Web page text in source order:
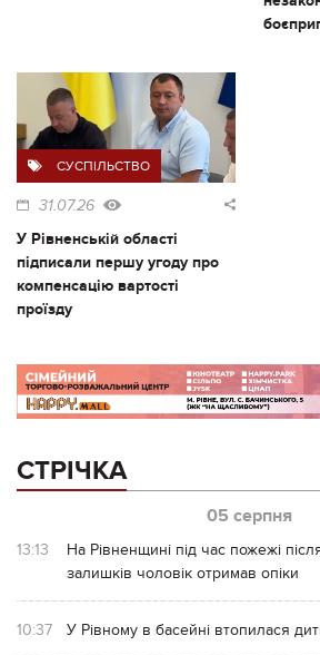
СУСПІЛЬСТВО
31.07.26
У Рівненській області
підписали першу угоду про
компенсацію вартості
проїзду
СТРІЧКА
05 серпня
13:13
На Рівненщині під час пожежі
залишків чоловік отримав опіки
10:37 У Рівному в басейні втопилася